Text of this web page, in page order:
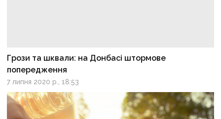
Грози та шквали: на Донбасі штормове
попередження
7 липня 2020 р., 18:53